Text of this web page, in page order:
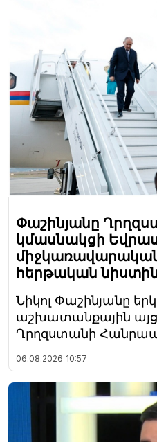
Փաշինյանը
կմասնակցի
հերթական
Նիկոլ Փաշինյանը
աշխատանքային
Ղրղզստանի
06.08.2026 10:57